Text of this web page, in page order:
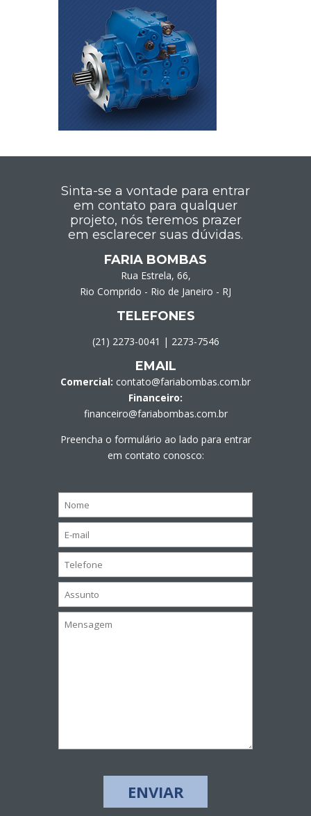
Sinta-se a vontade para entrar
em contato para qualquer
projeto, nós teremos prazer
em esclarecer suas dúvidas.
FARIA BOMBAS
Rua Estrela, 66,
Rio Comprido - Rio de Janeiro - RJ
TELEFONES
(21) 2273-0041 | 2273-7546
EMAIL
Comercial: contato@fariabombas.com.br
Financeiro:
financeiro@fariabombas.com.br
Preencha o formulário ao lado para entrar
em contato conosco: